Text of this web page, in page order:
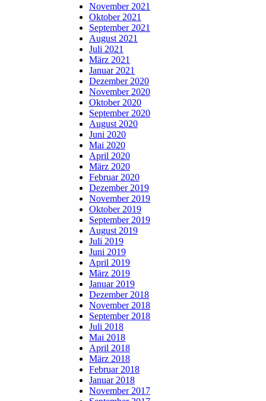
November 2021
Oktober 2021
September 2021
August 2021
Juli 2021
März 2021
Januar 2021
Dezember 2020
November 2020
Oktober 2020
September 2020
August 2020
Juni 2020
Mai 2020
April 2020
März 2020
Februar 2020
Dezember 2019
November 2019
Oktober 2019
September 2019
August 2019
Juli 2019
Juni 2019
April 2019
März 2019
Januar 2019
Dezember 2018
November 2018
September 2018
Juli 2018
Mai 2018
April 2018
März 2018
Februar 2018
Januar 2018
November 2017